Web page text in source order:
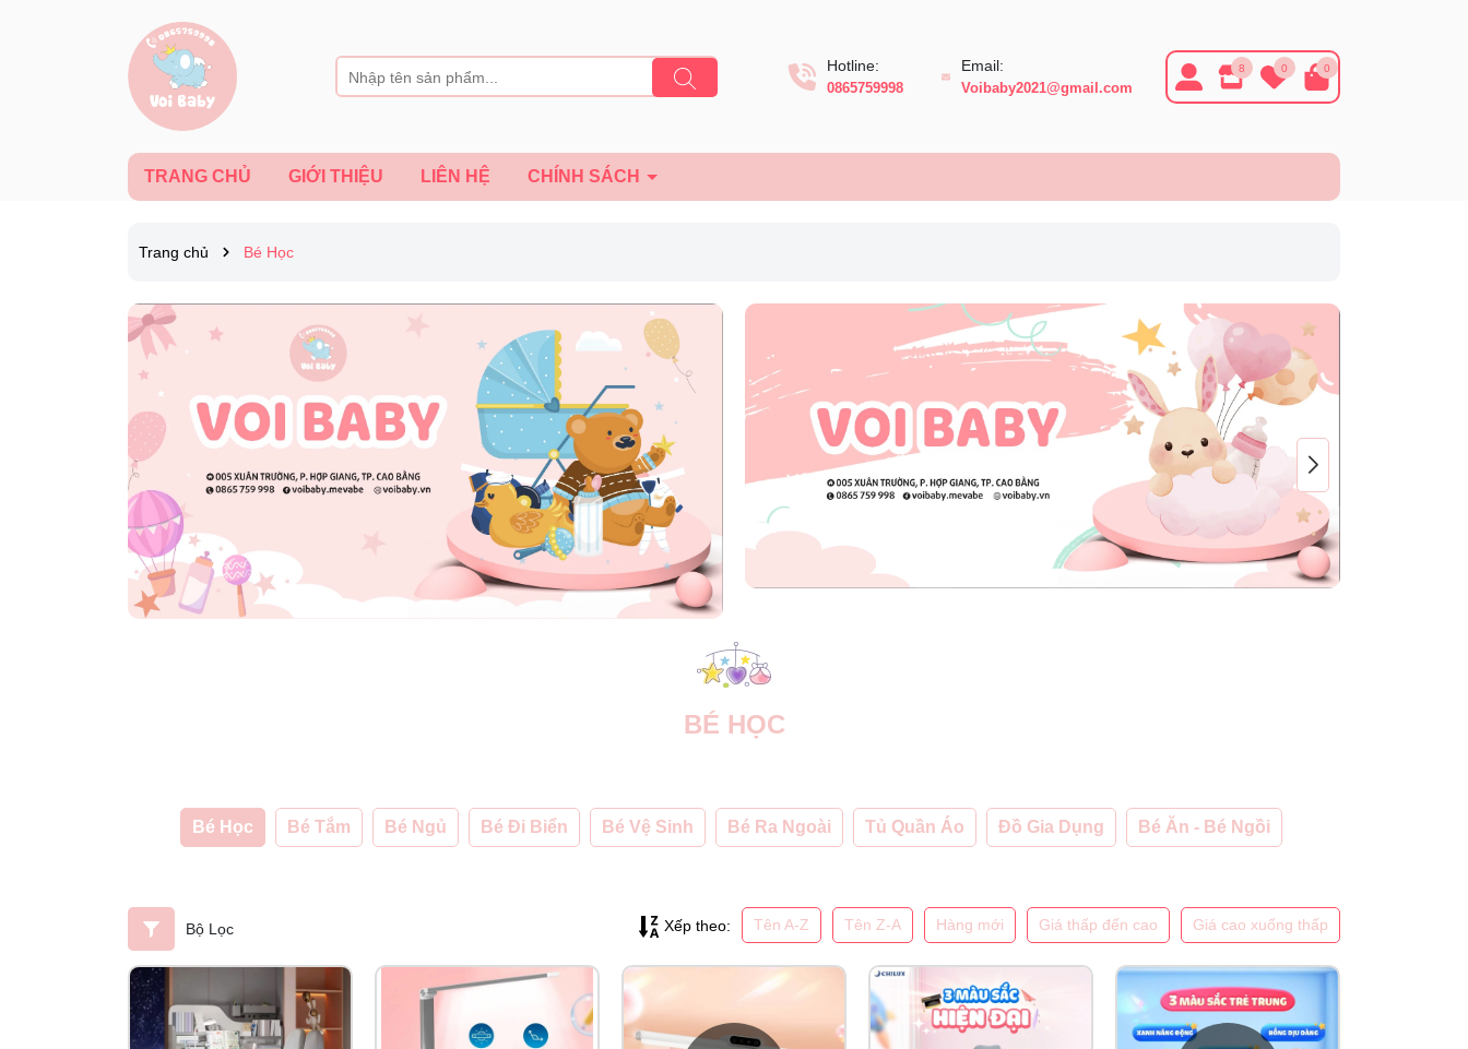
Hotline:
0865759998
Email:
Voibaby2021@gmail.com
8 0 0
TRANG CHỦ GIỚI THIỆU LIÊN HỆ CHÍNH SÁCH
Trang chủ Bé Học
BÉ HỌC
Bé Học Bé Tắm Bé Ngủ Bé Đi Biển Bé Vệ Sinh Bé Ra Ngoài Tủ Quần Áo Đồ Gia Dụng Bé Ăn - Bé Ngồi
Bộ Lọc Xếp theo: Tên A-Z Tên Z-A Hàng mới Giá thấp đến cao Giá cao xuống thấp